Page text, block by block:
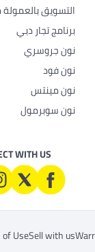
التسويق
برنامج تجار دبي
نون جروسري
نون فود
نون مينتس
نون سوبرمول
WITH US
Sell with us
Use